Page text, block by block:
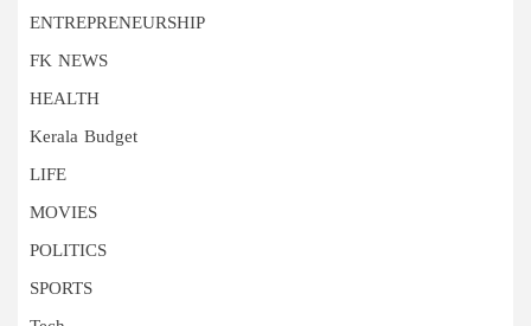
ENTREPRENEURSHIP
FK NEWS
HEALTH
Kerala Budget
LIFE
MOVIES
POLITICS
SPORTS